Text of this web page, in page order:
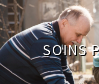
SOINS